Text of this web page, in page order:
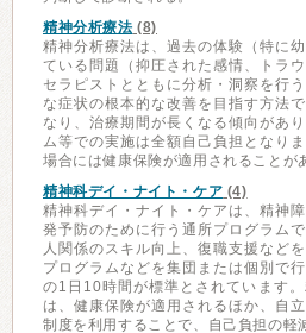
精神分析療法 (8)
精神分析療法は、過去の体験（特に
ている問題（抑圧された感情、トラ
セラピストとともに分析・洞察を行
な症状の根本的な改善を目指す方法
なり、治療期間が長くなる傾向があ
ム等での実施は全額自己負担となり
場合には健康保険が適用されることが
精神科デイ・ナイト・ケア (4)
精神科デイ・ナイト・ケアは、精神
発予防のために行う通所プログラム
人関係のスキル向上、復職支援など
プログラムなどを集団または個別で
の1日10時間が標準とされています
は、健康保険が適用されるほか、自
制度を利用することで、自己負担の軽